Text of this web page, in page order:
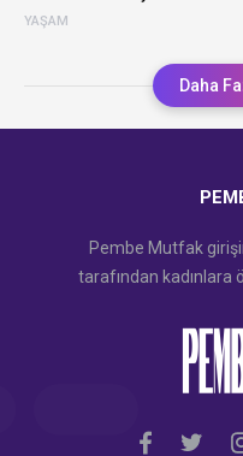
YAŞAM
Daha
Pembe Mutfak
tarafından